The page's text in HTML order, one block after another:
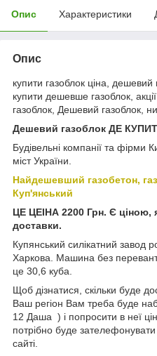
Опис Характеристики
Опис
купити газоблок ціна, дешевий
купити дешевше газоблок,
газоблок, Дешевий газоблок,
Дешевий газоблок ДЕ
Будівельні компанії та фірми
міст України.
Найдешевший газобетон,
Куп'янський
ЦЕ ЦЕІНА 2200 Грн. Є ціною,
доставки.
Купянський силікатний завод
Харкова. Машина без
це 30,6 куба.
Щоб дізнатися, скільки буде
Ваш регіон Вам треба буде
12 Даша ) і попросити в неї
потрібно буде
сайті.